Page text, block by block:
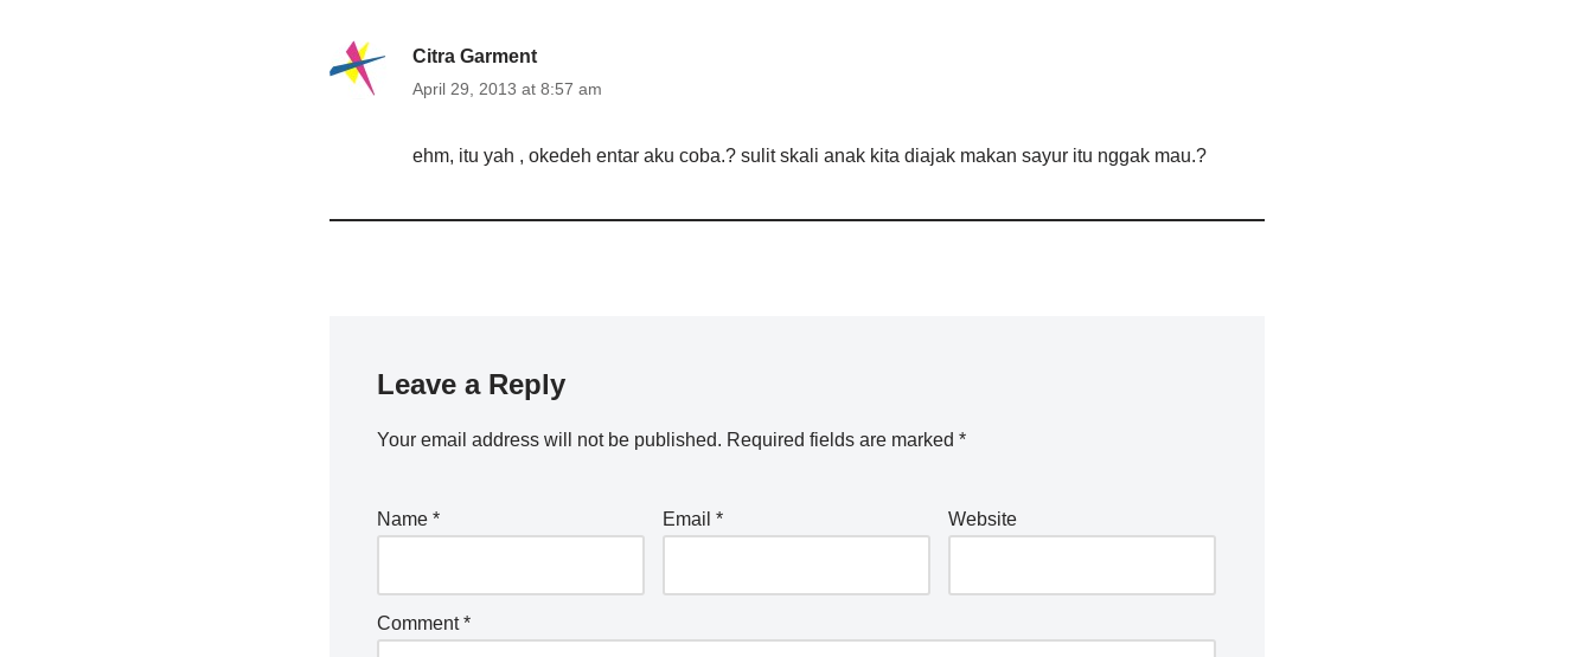
Citra Garment
April 29, 2013 at 8:57 am
ehm, itu yah , okedeh entar aku coba.? sulit skali anak kita diajak makan sayur itu nggak mau.?
Leave a Reply
Your email address will not be published. Required fields are marked *
Name * Email * Website
Comment*